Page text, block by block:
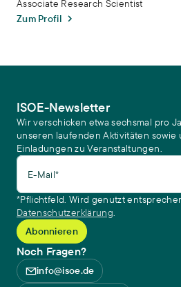
Associate Research Scientist
Zum Profil
ISOE-Newsletter
Wir verschicken etwa sechsmal pro
unseren laufenden Aktivitäten sowie
Einladungen zu Veranstaltungen.
E-Mail*
*Pflichtfeld. Wird genutzt
Datenschutzerklärung.
Noch Fragen?
info@isoe.de